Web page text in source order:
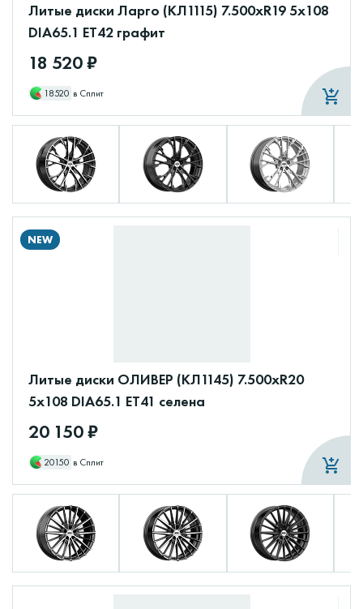
Литые диски Ларго (КЛ1115) 7.500xR19 5x108
DIA65.1 ET42 графит
18 520 ₽
18520 в Сплит
NEW
Литые диски ОЛИВЕР (КЛ1145) 7.500xR20
5x108 DIA65.1 ET41 селена
20 150 ₽
20150 в Сплит